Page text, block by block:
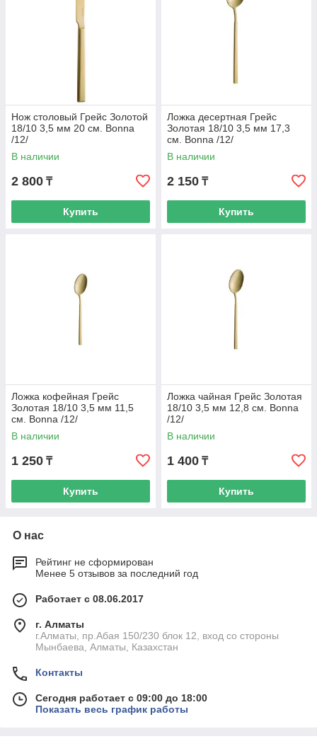
Нож столовый Грейс Золотой
18/10 3,5 мм 20 см. Bonna
/12/
В наличии
2 800 ₸
Купить
Ложка десертная Грейс
Золотая 18/10 3,5 мм 17,3
см. Bonna /12/
В наличии
2 150 ₸
Купить
Ложка кофейная Грейс
Золотая 18/10 3,5 мм 11,5
см. Bonna /12/
В наличии
1 250 ₸
Купить
Ложка чайная Грейс Золотая
18/10 3,5 мм 12,8 см. Bonna
/12/
В наличии
1 400 ₸
Купить
О нас
Рейтинг не сформирован
Менее 5 отзывов за последний год
Работает с 08.06.2017
г. Алматы
г.Алматы, пр.Абая 150/230 блок 12, вход со стороны
Мынбаева, Алматы, Казахстан
Контакты
Сегодня работает с 09:00 до 18:00
Показать весь график работы